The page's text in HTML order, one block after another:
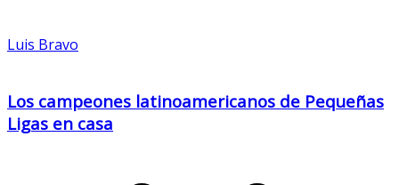
Luis Bravo
Los campeones latinoamericanos de Pequeñas
Ligas en casa